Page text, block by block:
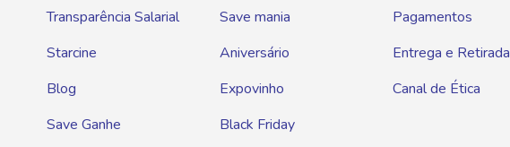
Transparência Salarial
Starcine
Blog
Save Ganhe
Save mania
Aniversário
Expovinho
Black Friday
Pagamentos
Entrega e Retirada
Canal de Ética